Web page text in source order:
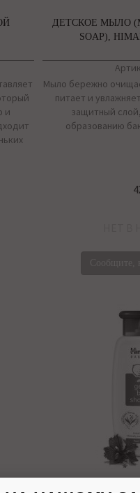
и
ДЕТСКОЕ МЫЛО
SOAP),
Мыло бережно
питает и
защитный
образованию